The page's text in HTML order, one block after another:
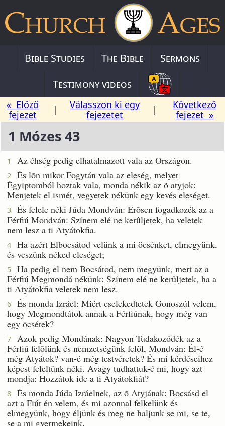
Bible Studies The Bible
Sermons
Testimony videos
« Előző
fejezet
|
Válasszon ki egy
fejezetet
|
Következő
fejezet »
1 Mózes 43
1 Az éhség pedig elhatalmazott vala az Országon.
2
És lõn mikor Fogytán vala az eleség, melyet
Égyiptomból hoztak vala, monda nékik az õ atyjok:
Menjetek el ismét, vegyetek nékünk egy kevés eleséget.
3
És felele néki Júda Mondván: Erõsen fogadkozék az a
Férfiú Mondván: Színem elé ne kerûljetek, ha veletek
nem lesz a ti Atyátokfia.
4
Ha azért Elbocsátod velünk a mi öcsénket, elmegyünk,
és veszünk néked eleséget;
5
Ha pedig el nem Bocsátod, nem megyünk, mert az a
Férfiú Megmondá nékünk: Színem elé ne kerûljetek, ha a
ti Atyátokfia veletek nem lesz.
6
És monda Izráel: Miért cselekedtetek Gonoszúl velem,
hogy Megmondtátok annak a Férfiúnak, hogy még van
egy öcsétek?
7
Azok pedig Mondának: Nagyon Tudakozódék az a
Férfiú felõlünk és nemzetségünk felõl, Mondván: Él-é
még Atyátok? van-é még testvéretek? És mi kérdéseihez
képest feleltünk néki. Avagy tudhattuk-é mi, hogy azt
mondja: Hozzátok ide a ti Atyátokfiát?
8
És monda Júda Izráelnek, az õ Atyjának: Bocsásd el
azt a Fiút én velem, és mi azonnal felkelünk és
elmegyünk, hogy éljünk és meg ne haljunk se mi, se te,
se a mi gyermekeink.